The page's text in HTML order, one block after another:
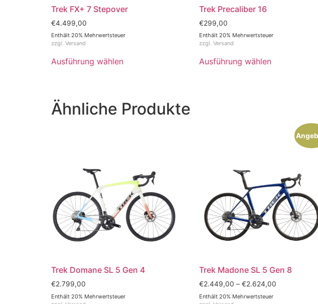
Trek FX+ 7 Stepover
€4.499,00
Enthält 20% Mehrwertsteuer
zzgl. Versand
Ausführung wählen
Trek Precaliber 16
€299,00
Enthält 20% Mehrwertsteuer
zzgl. Versand
Ausführung wählen
Ähnliche Produkte
Trek Domane SL 5 Gen 4
€2.799,00
Enthält 20% Mehrwertsteuer
Trek Madone SL 5 Gen 8
€2.449,00 – €2.624,00
Enthält 20% Mehrwertsteuer